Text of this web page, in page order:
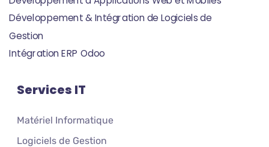
Développement & Intégration de Logiciels de
Gestion
Intégration ERP Odoo
Services IT
Matériel Informatique
Logiciels de Gestion